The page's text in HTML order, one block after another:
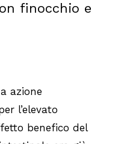
finocchio e
azione
l’elevato
benefico del